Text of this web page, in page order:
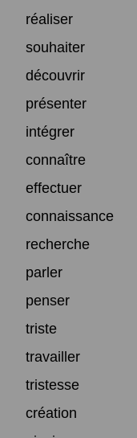
réaliser
souhaiter
découvrir
présenter
intégrer
connaître
effectuer
connaissance
recherche
parler
penser
triste
travailler
tristesse
création